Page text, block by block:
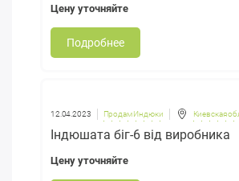
Цену уточняйте
Подробнее
12.04.2023 Продам Индюки Киевская
Індюшата біг-6 від виробника
Цену уточняйте